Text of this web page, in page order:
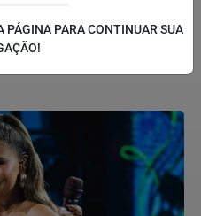
PÁGINA PARA CONTINUAR SUA